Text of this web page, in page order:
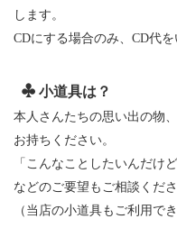
します。
CDにする場合のみ、CD代を
小道具は？
本人さんたちの思い出の物
お持ちください。
「こんなことしたいんだけど
などのご要望もご相談くださ
（当店の小道具もご利用でき